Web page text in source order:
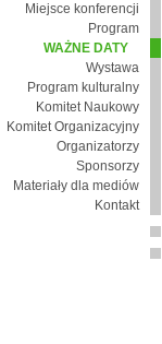
Miejsce konferencji
Program
WAŻNE DATY
Wystawa
Program kulturalny
Komitet Naukowy
Komitet Organizacyjny
Organizatorzy
Sponsorzy
Materiały dla mediów
Kontakt